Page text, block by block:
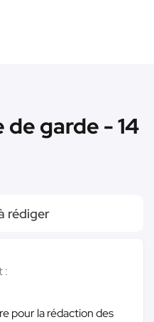
garde - 14
rédiger
:
pour la rédaction des